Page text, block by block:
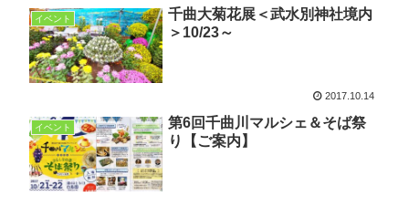
イベント
千曲大菊花展＜武水別神社境内
＞10/23～
2017.10.14
イベント
第6回千曲川マルシェ＆そば祭
り【ご案内】